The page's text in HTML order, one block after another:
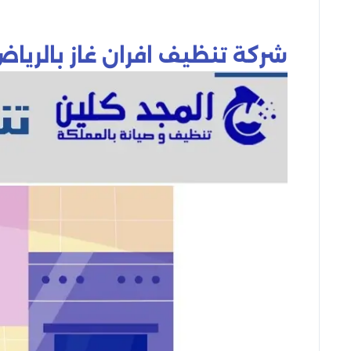
شركة تنظيف افران غاز